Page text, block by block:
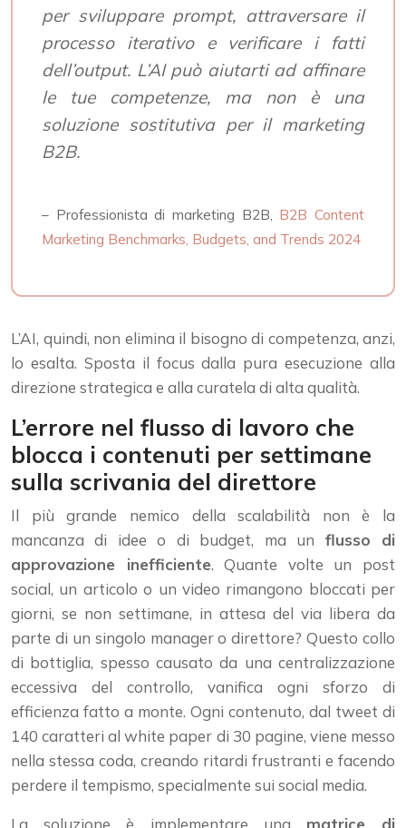
per sviluppare prompt, attraversare il
processo iterativo e verificare i fatti
dell’output. L’AI può aiutarti ad affinare
le tue competenze, ma non è una
soluzione sostitutiva per il marketing
B2B.
– Professionista di marketing B2B, B2B Content
Marketing Benchmarks, Budgets, and Trends 2024
L’AI, quindi, non elimina il bisogno di competenza, anzi,
lo esalta. Sposta il focus dalla pura esecuzione alla
direzione strategica e alla curatela di alta qualità.
L’errore nel flusso di lavoro che
blocca i contenuti per settimane
sulla scrivania del direttore
Il più grande nemico della scalabilità non è la
mancanza di idee o di budget, ma un flusso di
approvazione inefficiente. Quante volte un post
social, un articolo o un video rimangono bloccati per
giorni, se non settimane, in attesa del via libera da
parte di un singolo manager o direttore? Questo collo
di bottiglia, spesso causato da una centralizzazione
eccessiva del controllo, vanifica ogni sforzo di
efficienza fatto a monte. Ogni contenuto, dal tweet di
140 caratteri al white paper di 30 pagine, viene messo
nella stessa coda, creando ritardi frustranti e facendo
perdere il tempismo, specialmente sui social media.
La soluzione è implementare una matrice di